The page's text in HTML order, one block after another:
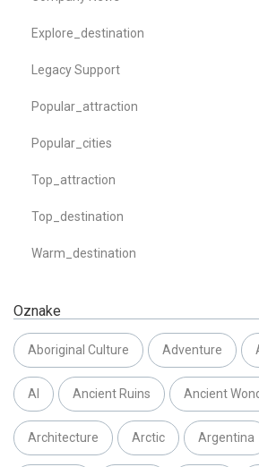
Explore_destination
Legacy Support
Popular_attraction
Popular_cities
Top_attraction
Top_destination
Warm_destination
Oznake
Aboriginal Culture Adventure
AI Ancient Ruins Ancient
Architecture Arctic Argentina